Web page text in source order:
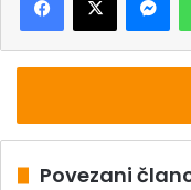
Povezani